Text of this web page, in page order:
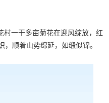
一干多亩菊花在迎风绽放，红
顺着山势绵延，如缎似锦。